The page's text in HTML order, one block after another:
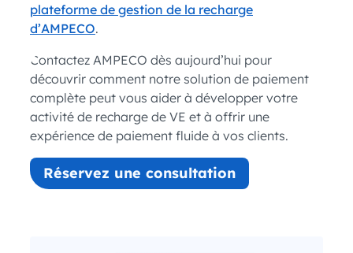
plateforme de gestion de la recharge
d’AMPECO.
Contactez AMPECO dès aujourd’hui pour
découvrir comment notre solution de paiement
complète peut vous aider à développer votre
activité de recharge de VE et à offrir une
expérience de paiement fluide à vos clients.
Réservez une consultation